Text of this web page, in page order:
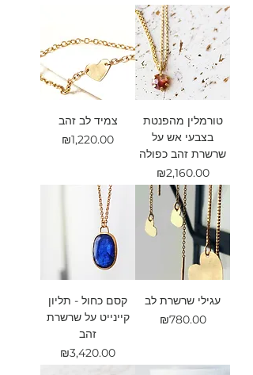
טורמלין מהפנטת
בצבעי אש על
שרשרת זהב כפולה
מחיר
₪2,160.00
צמיד לב זהב
מחיר
₪1,220.00
עגילי שרשרת לב
מחיר
₪780.00
קסם כחול - תליון
קיינייט על שרשרת
זהב
מחיר
₪3,420.00